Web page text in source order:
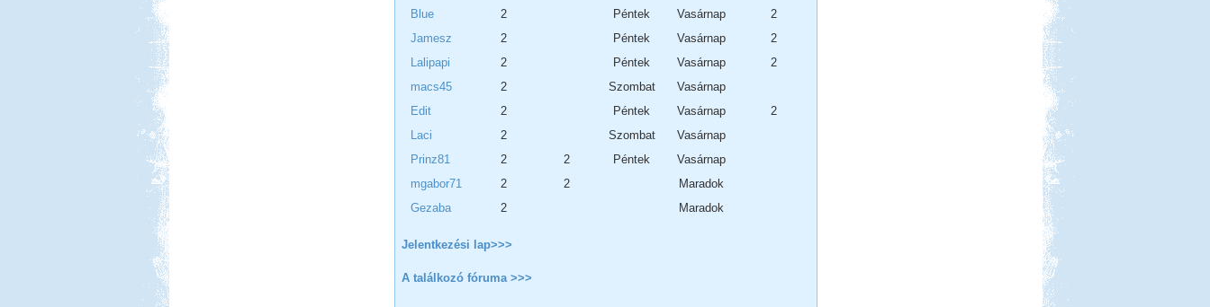
Blue
2 Péntek Vasárnap
2
Jamesz
2 Péntek Vasárnap
2
Lalipapi
2 Péntek Vasárnap
2
macs45
2 Szombat
Vasárnap
Edit
2 Péntek Vasárnap
2
Laci
2 Szombat
Vasárnap
Prinz81
2 2 Péntek
Vasárnap
mgabor71
2 2
Maradok
Gezaba
2 Maradok
Jelentkezési lap>>>
A találkozó fóruma >>>